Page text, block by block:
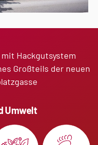
Hackgutsystem
Großteils der neuen
Umwelt